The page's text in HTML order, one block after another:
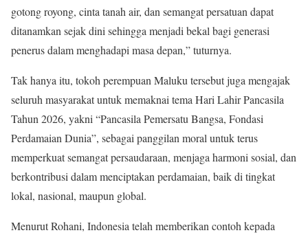
gotong royong, cinta tanah air, dan semangat persatuan dapat
ditanamkan sejak dini sehingga menjadi bekal bagi generasi
penerus dalam menghadapi masa depan,” tuturnya.
Tak hanya itu, tokoh perempuan Maluku tersebut juga mengajak
seluruh masyarakat untuk memaknai tema Hari Lahir Pancasila
Tahun 2026, yakni “Pancasila Pemersatu Bangsa, Fondasi
Perdamaian Dunia”, sebagai panggilan moral untuk terus
memperkuat semangat persaudaraan, menjaga harmoni sosial, dan
berkontribusi dalam menciptakan perdamaian, baik di tingkat
lokal, nasional, maupun global.
Menurut Rohani, Indonesia telah memberikan contoh kepada